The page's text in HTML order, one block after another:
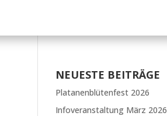
NEUESTE BEITRÄGE
Platanenblütenfest 2026
Infoveranstaltung März 2026